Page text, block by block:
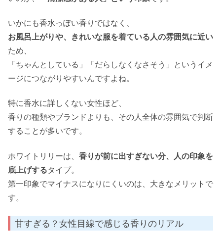
いかにも香水っぽい香りではなく、
お風呂上がりや、きれいな服を着ている人の雰囲気に近い
ため、
「ちゃんとしている」「だらしなくなさそう」というイメ
ージにつながりやすいんですよね。
特に香水に詳しくない女性ほど、
香りの種類やブランドよりも、その人全体の雰囲気で判断
することが多いです。
ホワイトリリーは、 香りが前に出すぎない分、人の印象を
底上げするタイプ。
第一印象でマイナスになりにくいのは、大きなメリットで
す。
甘すぎる？女性目線で感じる香りのリアル